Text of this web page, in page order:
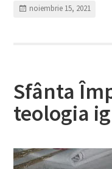
noiembrie 15, 2021
Sfânta
teologia